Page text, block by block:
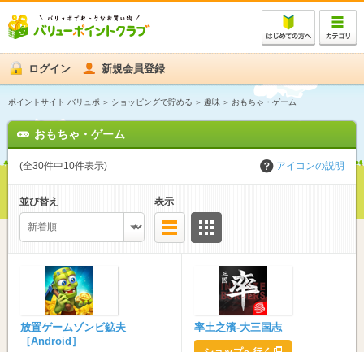
ログイン 新規会員登録
ポイントサイト バリュポ ショッピングで貯める 趣味 おもちゃ・ゲーム
おもちゃ・ゲーム
(全30件中10件表示) アイコンの説明
並び替え
表示
リスト
放置ゲームゾンビ鉱夫
［Android］
率土之濱-大三国志